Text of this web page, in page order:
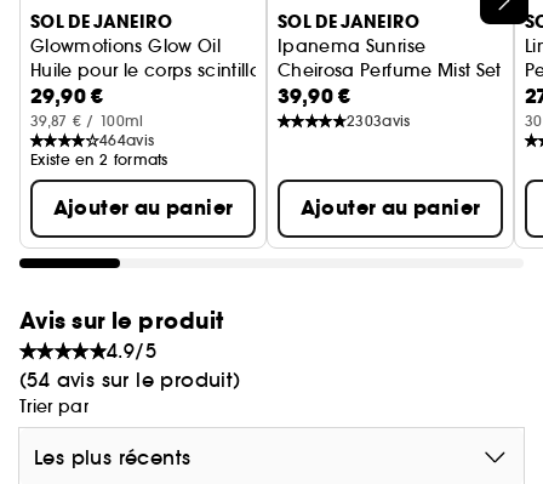
SOL DE JANEIRO
Glowmotions Glow Oil
Huile pour le corps scintillante & nourissante
29,90 €
39,87 € / 100ml
464avis
Existe en 2 formats
Ajouter au panier
SOL DE JANEIRO
Ipanema Sunrise
Cheirosa Perfume Mist Set
Coffret de Brumes Parfumées
39,90 €
2303avis
Ajouter au panier
Avis sur le produit
4.9/5
(54 avis sur le produit)
Trier par
Les plus récents